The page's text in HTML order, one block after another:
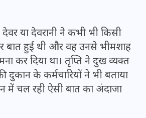
या देवरानी ने कभी भी किसी
बात हुई थी और वह उनसे भीमशाह
कर दिया था। तृप्ति ने दुख व्यक्त
दुकान के कर्मचारियों ने भी बताया
में चल रही ऐसी बात का अंदाजा